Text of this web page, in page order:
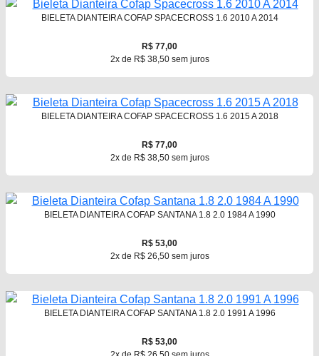
BIELETA DIANTEIRA COFAP SPACECROSS 1.6 2010 A 2014
R$ 77,00
2x de R$ 38,50 sem juros
BIELETA DIANTEIRA COFAP SPACECROSS 1.6 2015 A 2018
R$ 77,00
2x de R$ 38,50 sem juros
BIELETA DIANTEIRA COFAP SANTANA 1.8 2.0 1984 A 1990
R$ 53,00
2x de R$ 26,50 sem juros
BIELETA DIANTEIRA COFAP SANTANA 1.8 2.0 1991 A 1996
R$ 53,00